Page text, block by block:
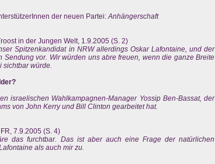
der neuen Partei:Anhängerschaft
in der Jungen Welt, 1.9.2005 (S. 2)
Spitzenkandidat in NRW allerdings Oskar Lafontaine, und der
vor. Wir würden uns abre freuen, wenn die ganze Breite
sichtbar würde.
israelischen Wahlkampagnen-Manager Yossip Ben-Bassat, der
von John Kerry und Bill Clinton gearbeitet hat.
7.9.2005 (S. 4)
das furchtbar. Das ist aber auch eine Frage der natürlichen
als auch mir zu.